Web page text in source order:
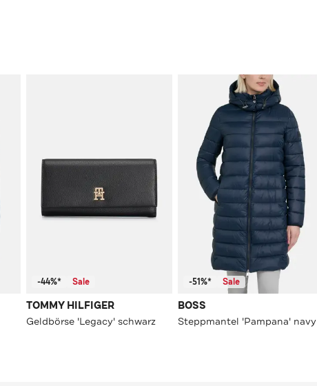
-44%* Sale
TOMMY HILFIGER
Geldbörse 'Legacy' schwarz
-51%* Sale
BOSS
Steppmantel 'Pampana' navy